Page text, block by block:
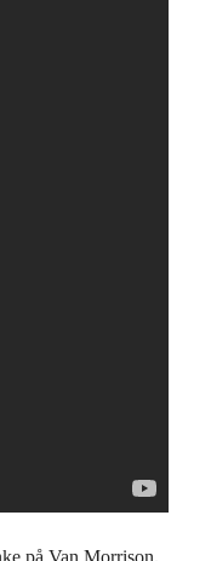
på Van Morrison.